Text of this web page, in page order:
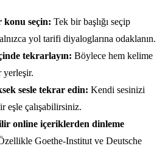
seçin: Tek bir başlığı seçip
yol tarifi diyaloglarına odaklanın.
tekrarlayın: Böylece hem kelime
yerleşir.
sesle tekrar edin: Kendi sesinizi
eşle çalışabilirsiniz.
online içeriklerden dinleme
Goethe-Institut ve Deutsche